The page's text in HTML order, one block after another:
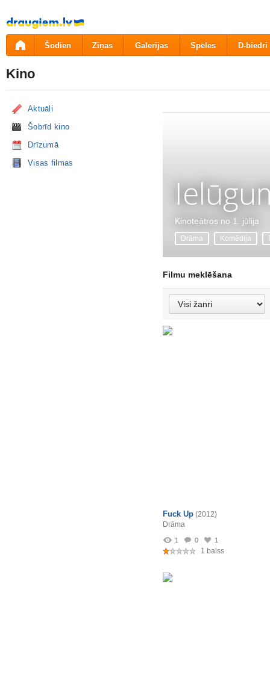
Pāriet
uz
saturu
Šodien Ziņas Galerijas Spēles D-biedri
Kino
Aktuāli
Šobrīd kino
Drīzumā
Visas filmas
Kinoteātros no 1. jūlija
Drāma Komēdija
Filmu meklēšana
Fuck Up (2012)
Drāma
1 0 1
1 balss